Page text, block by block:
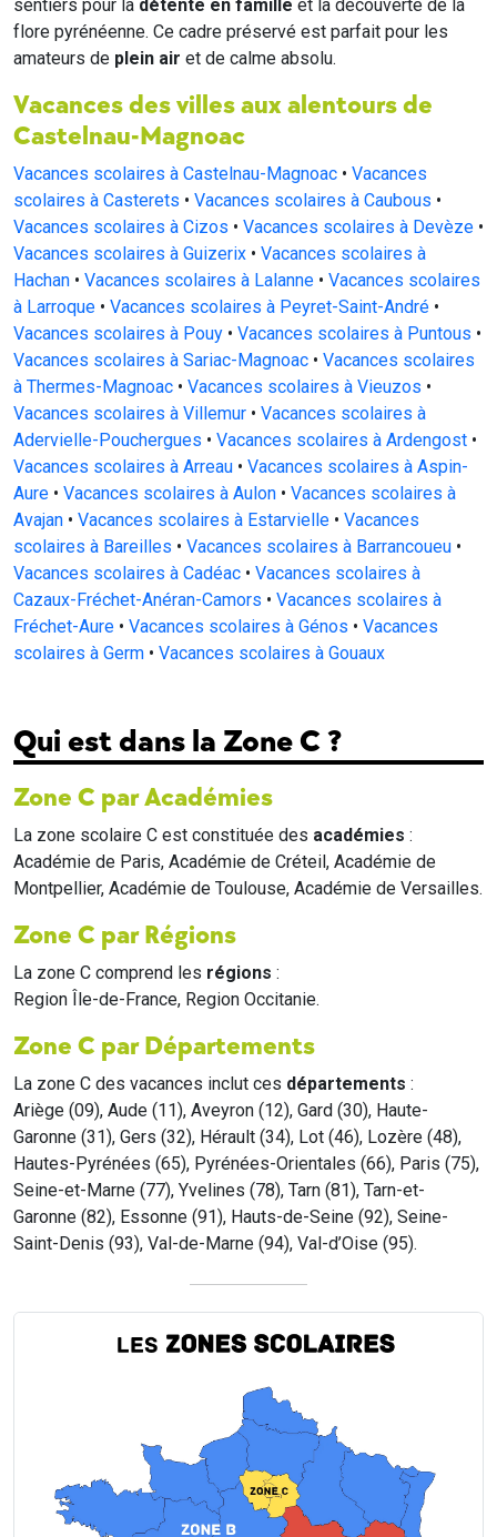
sentiers pour la détente en famille et la découverte de la
flore pyrénéenne. Ce cadre préservé est parfait pour les
amateurs de plein air et de calme absolu.
Vacances des villes aux alentours de
Castelnau-Magnoac
Vacances scolaires à Castelnau-Magnoac • Vacances
scolaires à Casterets • Vacances scolaires à Caubous •
Vacances scolaires à Cizos • Vacances scolaires à Devèze •
Vacances scolaires à Guizerix • Vacances scolaires à
Hachan • Vacances scolaires à Lalanne • Vacances scolaires
à Larroque • Vacances scolaires à Peyret-Saint-André •
Vacances scolaires à Pouy • Vacances scolaires à Puntous •
Vacances scolaires à Sariac-Magnoac • Vacances scolaires
à Thermes-Magnoac • Vacances scolaires à Vieuzos •
Vacances scolaires à Villemur • Vacances scolaires à
Adervielle-Pouchergues • Vacances scolaires à Ardengost •
Vacances scolaires à Arreau • Vacances scolaires à Aspin-
Aure • Vacances scolaires à Aulon • Vacances scolaires à
Avajan • Vacances scolaires à Estarvielle • Vacances
scolaires à Bareilles • Vacances scolaires à Barrancoueu •
Vacances scolaires à Cadéac • Vacances scolaires à
Cazaux-Fréchet-Anéran-Camors • Vacances scolaires à
Fréchet-Aure • Vacances scolaires à Génos • Vacances
scolaires à Germ • Vacances scolaires à Gouaux
Qui est dans la Zone C ?
Zone C par Académies
La zone scolaire C est constituée des académies :
Académie de Paris, Académie de Créteil, Académie de
Montpellier, Académie de Toulouse, Académie de Versailles.
Zone C par Régions
La zone C comprend les régions :
Region Île-de-France, Region Occitanie.
Zone C par Départements
La zone C des vacances inclut ces départements :
Ariège (09), Aude (11), Aveyron (12), Gard (30), Haute-
Garonne (31), Gers (32), Hérault (34), Lot (46), Lozère (48),
Hautes-Pyrénées (65), Pyrénées-Orientales (66), Paris (75),
Seine-et-Marne (77), Yvelines (78), Tarn (81), Tarn-et-
Garonne (82), Essonne (91), Hauts-de-Seine (92), Seine-
Saint-Denis (93), Val-de-Marne (94), Val-d’Oise (95).